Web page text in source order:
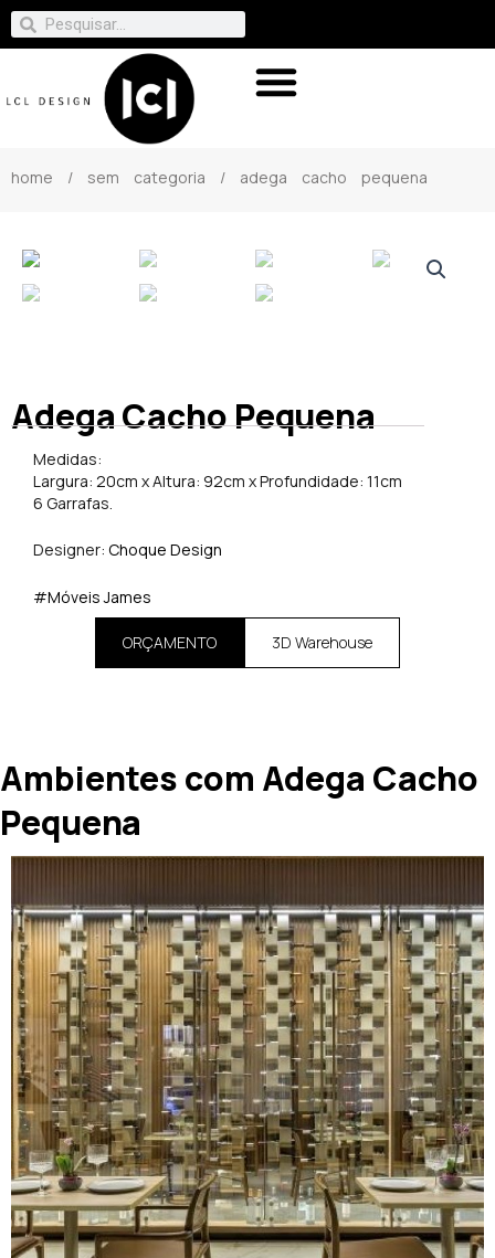
home / sem categoria / adega cacho pequena
Adega Cacho Pequena
Medidas:
Largura: 20cm x Altura: 92cm x Profundidade: 11cm
6 Garrafas.
Designer: Choque Design
#Móveis James
ORÇAMENTO 3D Warehouse
Ambientes com Adega Cacho
Pequena